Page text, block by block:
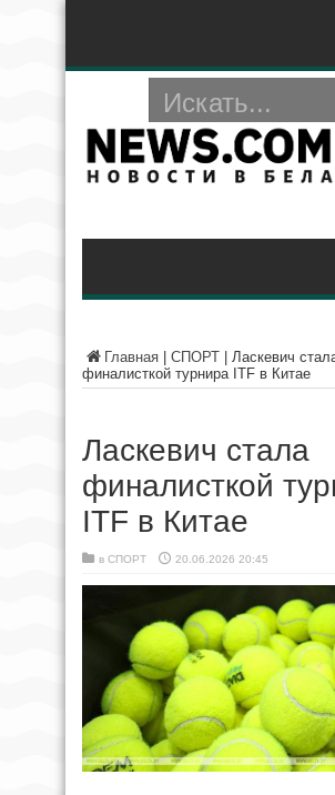
Главная СПОРТ
Ласкевич
финалисткой турнира ITF в Китае
Ласкевич стала
финалисткой
ITF в Китае
в СПОРТ 20.06.2026 20:45